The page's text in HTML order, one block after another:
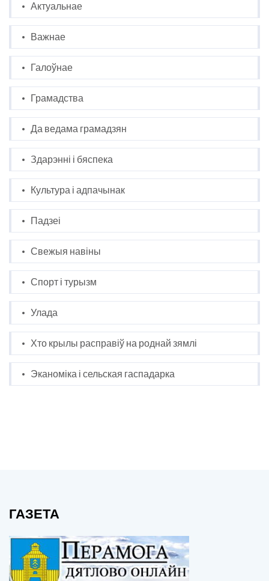
Актуальнае
Важнае
Галоўнае
Грамадства
Да ведама грамадзян
Здарэнні і бяспека
Культура і адпачынак
Падзеі
Свежыя навіны
Спорт і турызм
Улада
Хто крылы расправіў на роднай зямлі
Эканоміка і сельская гаспадарка
ГАЗЕТА